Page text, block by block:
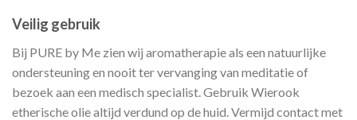
Veilig gebruik
Bij PURE by Me zien wij aromatherapie als een natuurlijke
ondersteuning en nooit ter vervanging van meditatie of
bezoek aan een medisch specialist. Gebruik Wierook
etherische olie altijd verdund op de huid. Vermijd contact met